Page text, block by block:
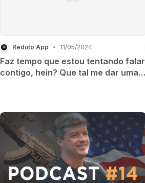
Reduto App • 11/05/2024
Faz tempo que estou tentando falar
contigo, hein? Que tal me dar uma